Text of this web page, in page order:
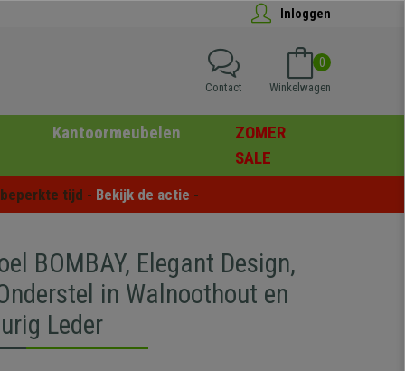
Inloggen
0
Winkelwagen
Contact
Kantoormeubelen
ZOMER
SALE
tijd - Bekijk de actie -
BOMBAY, Elegant Design,
in Walnoothout en
Leder